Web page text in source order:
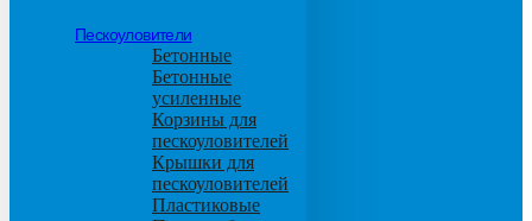
Пескоуловители
Бетонные
Бетонные
усиленные
Корзины для
пескоуловителей
Крышки для
пескоуловителей
Пластиковые